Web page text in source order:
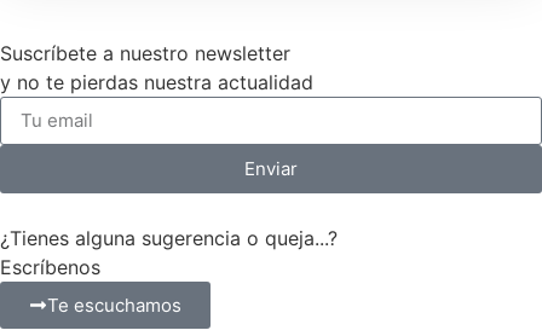
Suscríbete a nuestro newsletter
y no te pierdas nuestra actualidad
Enviar
¿Tienes alguna sugerencia o queja...?
Escríbenos
Te escuchamos